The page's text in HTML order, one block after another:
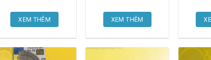
3.000 mm APV-2B Sk
XEM THÊM XEM THÊM